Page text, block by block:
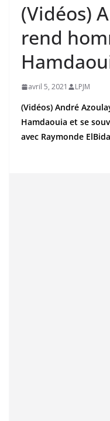
(Vidéos)
rend
avril 5, 2021 LPJM
(Vidéos) André
Hamdaouia et se
avec Raymonde